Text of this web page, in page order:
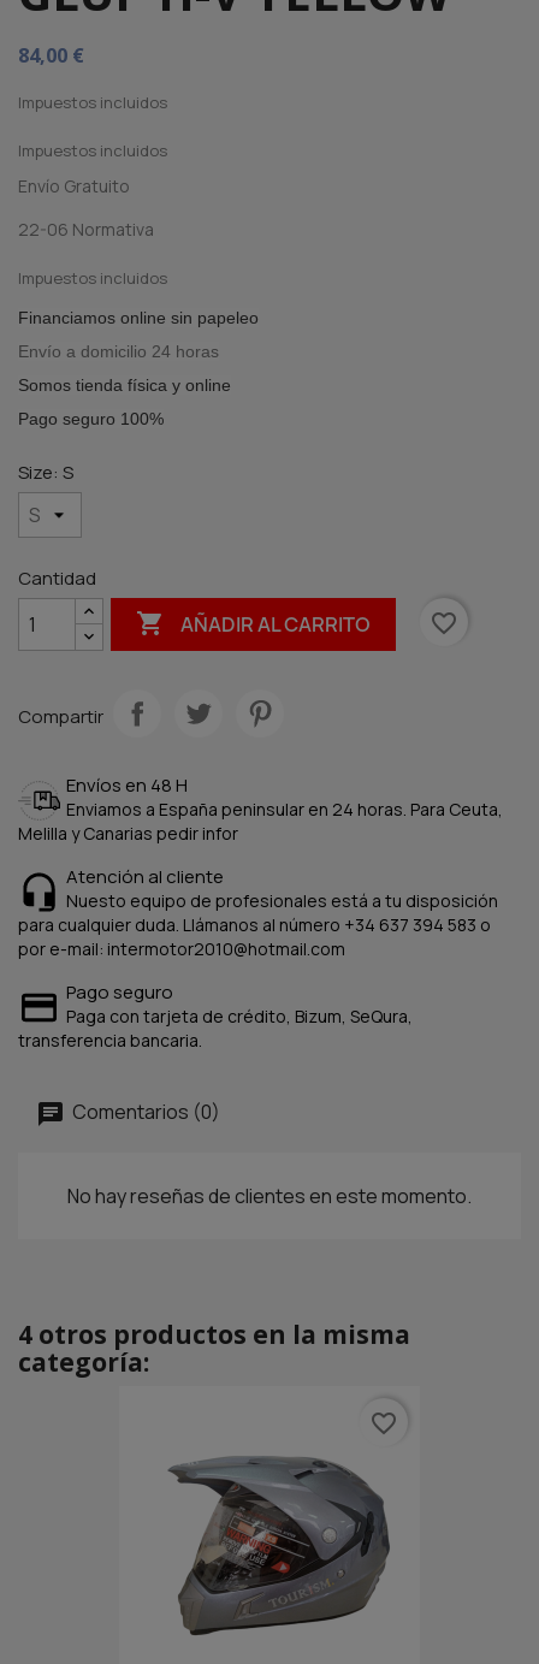
84,00 €
Impuestos incluidos
Impuestos incluidos
Envío Gratuito
22-06 Normativa
Impuestos incluidos
Financiamos online sin papeleo
Envío a domicilio 24 horas
Somos tienda física y online
Pago seguro 100%
Size: S
Cantidad
 AÑADIR AL CARRITO favorite_border
Compartir
Envíos en 48 H
Enviamos a España peninsular en 24 horas. Para Ceuta,
Melilla y Canarias pedir infor
Atención al cliente
Nuesto equipo de profesionales está a tu disposición
para cualquier duda. Llámanos al número +34 637 394 583 o
por e-mail: intermotor2010@hotmail.com
Pago seguro
Paga con tarjeta de crédito, Bizum, SeQura,
transferencia bancaria.
Comentarios (0)
No hay reseñas de clientes en este momento.
4 otros productos en la misma
categoría:
favorite_border